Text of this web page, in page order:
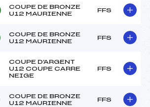
COUPE DE BRONZE
U12 MAURIENNE
FFS
COUPE DE BRONZE
U12 MAURIENNE
FFS
COUPE D'ARGENT
U12 COUPE CARRE
NEIGE
FFS
COUPE DE BRONZE
U12 MAURIENNE
FFS